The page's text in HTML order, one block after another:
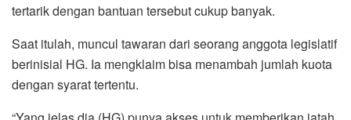
tertarik dengan bantuan tersebut cukup banyak.
Saat itulah, muncul tawaran dari seorang anggota legislatif
berinisial HG. Ia mengklaim bisa menambah jumlah kuota
dengan syarat tertentu.